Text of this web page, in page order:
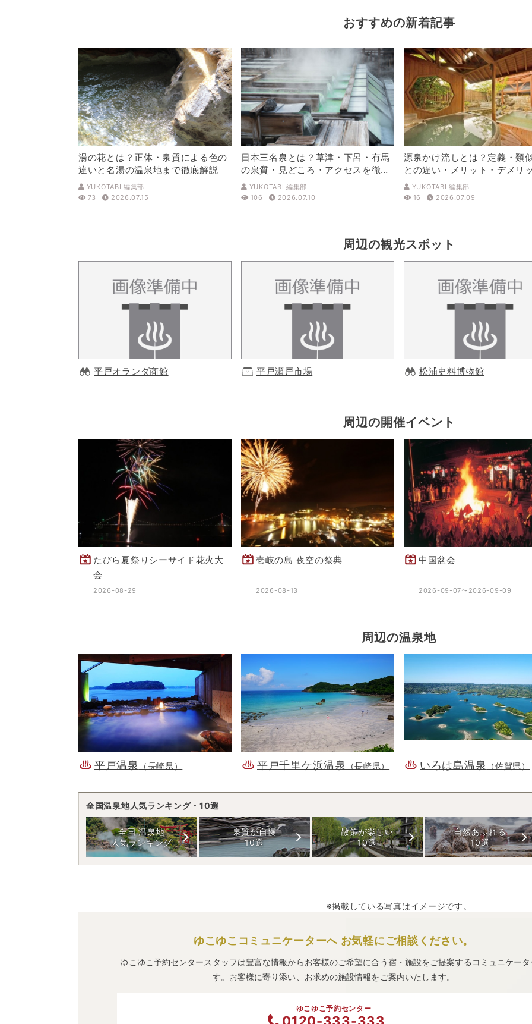
おすすめの新着記事
湯の花とは？正体・泉質による色の
違いと名湯の温泉地まで徹底解説
YUKOTABI 編集部
73
2026.07.15
日本三名泉とは？草津・下呂・有馬
の泉質・見どころ・アクセスを徹底
解説
YUKOTABI 編集部
106
2026.07.10
源泉かけ流しとは？定義・類
との違い・メリット・デメリ
解説
YUKOTABI 編集部
16
2026.07.09
周辺の観光スポット
平戸オランダ商館 平戸瀬戸市場 松浦史料博物館
周辺の開催イベント
たびら夏祭りシーサイド花火大
会
2026-08-29
壱岐の島 夜空の祭典
2026-08-13
中国盆会
2026-09-07〜2026-09-09
周辺の温泉地
平戸温泉 （長崎県） 平戸千里ケ浜温泉 （長崎県） いろは島温泉 （佐賀県）
全国温泉地人気ランキング・10選
全国 温泉地
人気ランキング
泉質が自慢
10選
散策が楽しい
10選
自然あふれる
10選
※掲載している写真はイメージです。
ゆこゆこコミュニケーターへ お気軽にご相談ください。
ゆこゆこ予約センタースタッフは豊富な情報からお客様のご希望に合う宿・施設をご提案するコミュニケー
す。お客様に寄り添い、お求めの施設情報をご案内いたします。
ゆこゆこ予約センター